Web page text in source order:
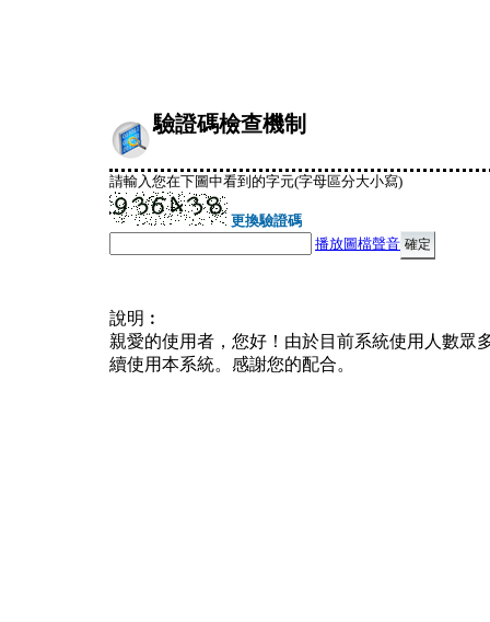
驗證碼檢查機制
請輸入您在下圖中看到的字元(字母區分大小寫)
更換驗證碼
播放圖檔聲音
說明︰
親愛的使用者，您好！由於目前系統使用人數眾
續使用本系統。感謝您的配合。